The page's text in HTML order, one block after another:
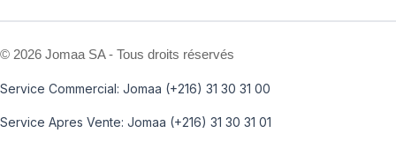
© 2026 Jomaa SA - Tous droits réservés
Service Commercial: Jomaa (+216) 31 30 31 00
Service Apres Vente: Jomaa (+216) 31 30 31 01